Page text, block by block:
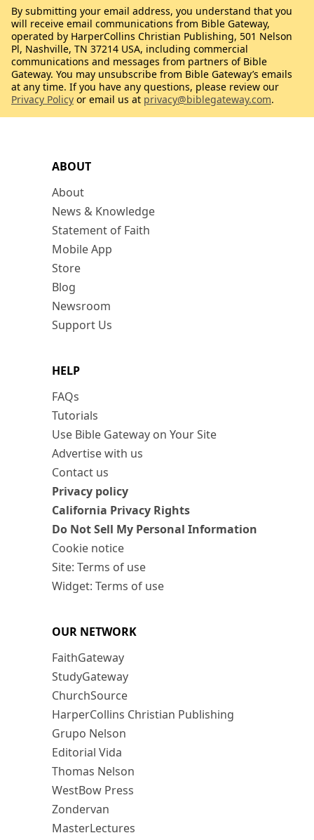
ABOUT
About
News & Knowledge
Statement of Faith
Mobile App
Store
Blog
Newsroom
Support Us
HELP
FAQs
Tutorials
Use Bible Gateway on Your Site
Advertise with us
Contact us
Privacy policy
California Privacy Rights
Do Not Sell My Personal Information
Cookie notice
Site: Terms of use
Widget: Terms of use
OUR NETWORK
FaithGateway
StudyGateway
ChurchSource
HarperCollins Christian Publishing
Grupo Nelson
Editorial Vida
Thomas Nelson
WestBow Press
Zondervan
MasterLectures
By submitting your email address, you understand that you
will receive email communications from Bible Gateway,
operated by HarperCollins Christian Publishing, 501 Nelson
Pl, Nashville, TN 37214 USA, including commercial
communications and messages from partners of Bible
Gateway. You may unsubscribe from Bible Gateway’s emails
at any time. If you have any questions, please review our
Privacy Policy or email us at privacy@biblegateway.com.